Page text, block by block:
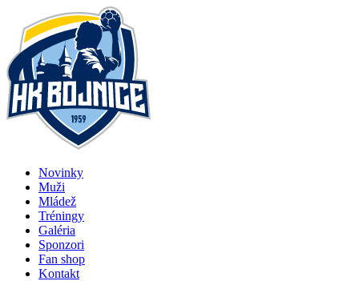
Preskočiť
obsah
Novinky
Muži
Mládež
Tréningy
Galéria
Sponzori
Fan shop
Kontakt